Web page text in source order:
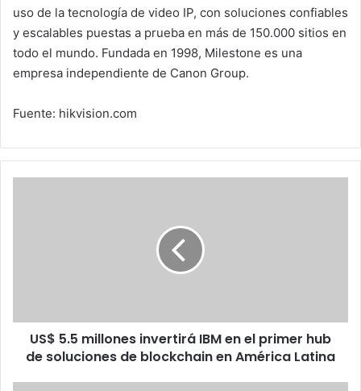
uso de la tecnología de video IP, con soluciones confiables
y escalables puestas a prueba en más de 150.000 sitios en
todo el mundo. Fundada en 1998, Milestone es una
empresa independiente de Canon Group.
Fuente: hikvision.com
hub
soluciones
US$ 5.5 millones invertirá IBM en el primer hub
de soluciones de blockchain en América Latina